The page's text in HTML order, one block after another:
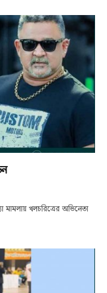
মামলায় খলচরিত্রের অভিনেতা